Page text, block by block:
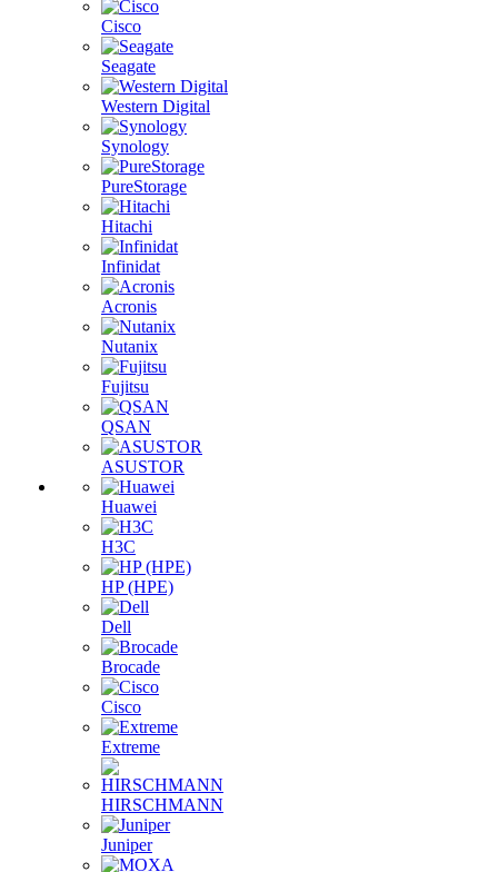
Cisco
Seagate
Western Digital
Synology
PureStorage
Hitachi
Infinidat
Acronis
Nutanix
Fujitsu
QSAN
ASUSTOR
Huawei
H3C
HP (HPE)
Dell
Brocade
Cisco
Extreme
HIRSCHMANN
Juniper